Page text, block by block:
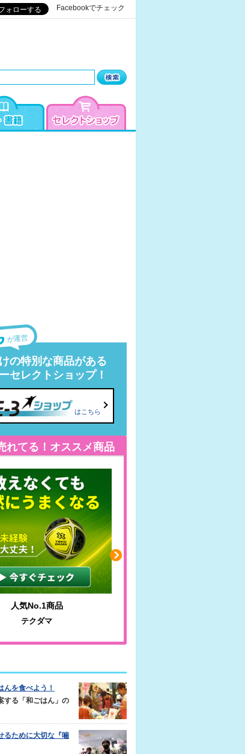
Facebookでチェック
が運営
の特別な商品がある
セレクトショップ！
はこちら
れてる！オススメ商品
人気No.1商品
テクダマ
んを食べよう！
する「和ごはん」の
るために大切な『噛